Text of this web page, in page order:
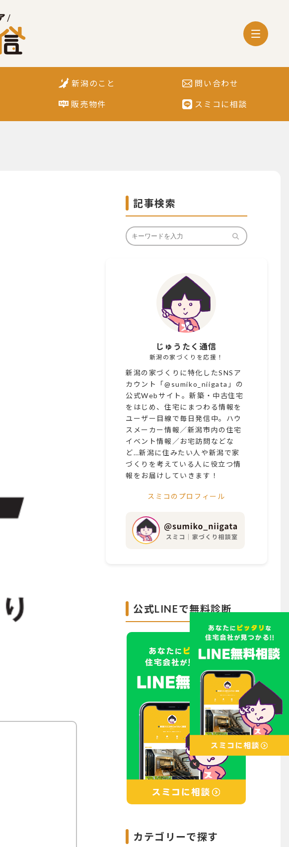
新潟のこと
販売物件
問い合わせ
スミコに相談
記事検索
じゅうたく通信
新潟の家づくりを応援！
新潟の家づくりに特化したSNSア
カウント「@sumiko_niigata」の
公式Webサイト。新築・中古住宅
をはじめ、住宅にまつわる情報を
ユーザー目線で毎日発信中。ハウ
スメーカー情報／新潟市内の住宅
イベント情報／お宅訪問などな
ど…新潟に住みたい人や新潟で家
づくりを考えている人に役立つ情
報をお届けしていきます！
スミコのプロフィール
公式LINEで無料診断
カテゴリーで探す